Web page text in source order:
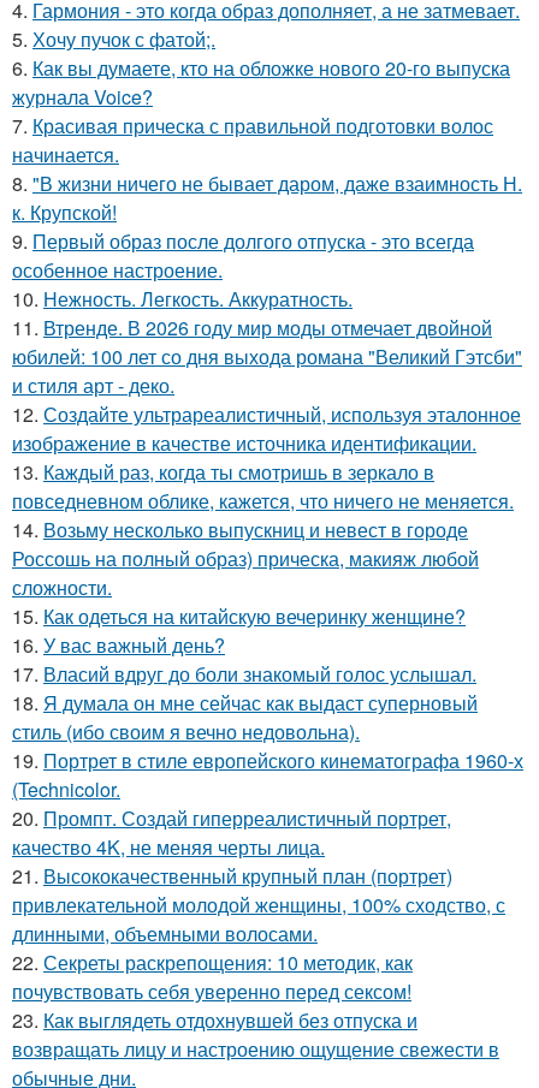
4. Гармония - это когда образ дополняет, а не затмевает.
5. Хочу пучок с фатой;.
6. Как вы думаете, кто на обложке нового 20-го выпуска
журнала Voice?
7. Красивая прическа с правильной подготовки волос
начинается.
8. "В жизни ничего не бывает даром, даже взаимность Н.
к. Крупской!
9. Первый образ после долгого отпуска - это всегда
особенное настроение.
10. Нежность. Легкость. Аккуратность.
11. Втренде. В 2026 году мир моды отмечает двойной
юбилей: 100 лет со дня выхода романа "Великий Гэтсби"
и стиля арт - деко.
12. Создайте ультрареалистичный, используя эталонное
изображение в качестве источника идентификации.
13. Каждый раз, когда ты смотришь в зеркало в
повседневном облике, кажется, что ничего не меняется.
14. Возьму несколько выпускниц и невест в городе
Россошь на полный образ) прическа, макияж любой
сложности.
15. Как одеться на китайскую вечеринку женщине?
16. У вас важный день?
17. Власий вдруг до боли знакомый голос услышал.
18. Я думала он мне сейчас как выдаст суперновый
стиль (ибо своим я вечно недовольна).
19. Портрет в стиле европейского кинематографа 1960-х
(Technicolor.
20. Промпт. Создай гиперреалистичный портрет,
качество 4K, не меняя черты лица.
21. Высококачественный крупный план (портрет)
привлекательной молодой женщины, 100% сходство, с
длинными, объемными волосами.
22. Секреты раскрепощения: 10 методик, как
почувствовать себя уверенно перед сексом!
23. Как выглядеть отдохнувшей без отпуска и
возвращать лицу и настроению ощущение свежести в
обычные дни.